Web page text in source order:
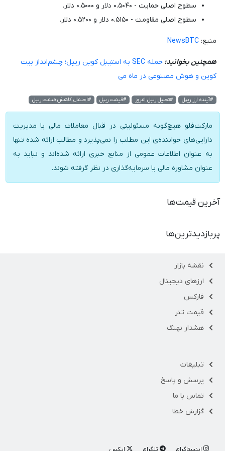
سطوح اصلی حمایت - ۰.۵۰۴۰ دلار و ۰.۵۰۰۰ دلار.
سطوح اصلی مقاومت - ۰.۵۱۵۰ دلار و ۰.۵۲۰۰ دلار.
منبع:NewsBTC
همچنین بخوانید:
حمله SEC به استیبل کوین ریپل؛ چشم‌انداز بیت
کوین و هوش مصنوعی در ماه می
#آینده ارز ریپل #تحلیل ریپل امروز #قیمت ریپل #احتمال کاهش قیمت ریپل
مارکت‌فلو هیچ‌گونه مسئولیتی در قبال معاملات مالی یا مدیریت
دارایی‌های خواننده‌ی این مطلب را نمی‌پذیرد و مطالب ارائه شده تنها
به عنوان اطلاعات عمومی از منابع خبری ارائه شده‌اند و نباید به
عنوان مشاوره مالی یا سرمایه‌گذاری در نظر گرفته شوند.
آخرین قیمت‌ها
پربازدیدترین‌ها
نقشه بازار
ارزهای دیجیتال
فارکس
قیمت تتر
هشدار نهنگ
تبلیغات
پرسش و پاسخ
تماس با ما
گزارش خطا